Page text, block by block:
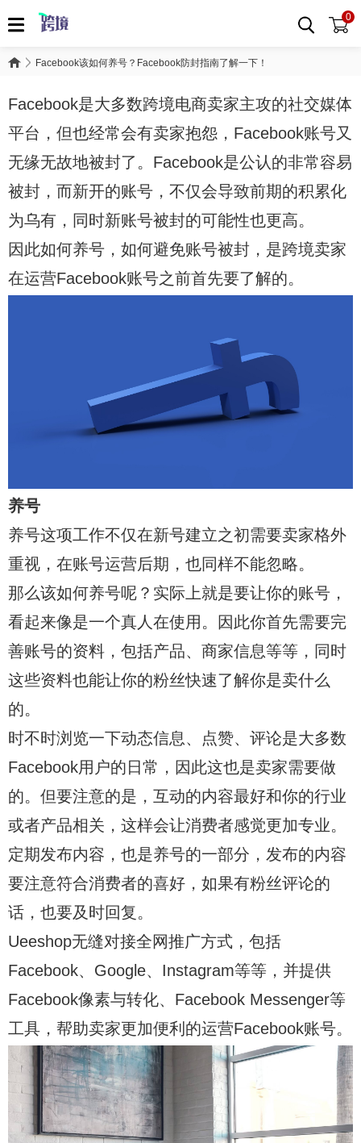
0
Facebook该如何养号？Facebook防封指南了解一下！
Facebook是大多数跨境电商卖家主攻的社交媒体
平台，但也经常会有卖家抱怨，Facebook账号又
无缘无故地被封了。Facebook是公认的非常容易
被封，而新开的账号，不仅会导致前期的积累化
为乌有，同时新账号被封的可能性也更高。
因此如何养号，如何避免账号被封，是跨境卖家
在运营Facebook账号之前首先要了解的。
养号
养号这项工作不仅在新号建立之初需要卖家格外
重视，在账号运营后期，也同样不能忽略。
那么该如何养号呢？实际上就是要让你的账号，
看起来像是一个真人在使用。因此你首先需要完
善账号的资料，包括产品、商家信息等等，同时
这些资料也能让你的粉丝快速了解你是卖什么
的。
时不时浏览一下动态信息、点赞、评论是大多数
Facebook用户的日常，因此这也是卖家需要做
的。但要注意的是，互动的内容最好和你的行业
或者产品相关，这样会让消费者感觉更加专业。
定期发布内容，也是养号的一部分，发布的内容
要注意符合消费者的喜好，如果有粉丝评论的
话，也要及时回复。
Ueeshop无缝对接全网推广方式，包括
Facebook、Google、Instagram等等，并提供
Facebook像素与转化、Facebook Messenger等
工具，帮助卖家更加便利的运营Facebook账号。